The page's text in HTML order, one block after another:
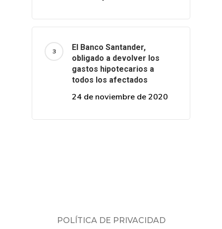
El Banco Santander,
obligado a devolver los
gastos hipotecarios a
todos los afectados
24 de noviembre de 2020
POLÍTICA DE PRIVACIDAD